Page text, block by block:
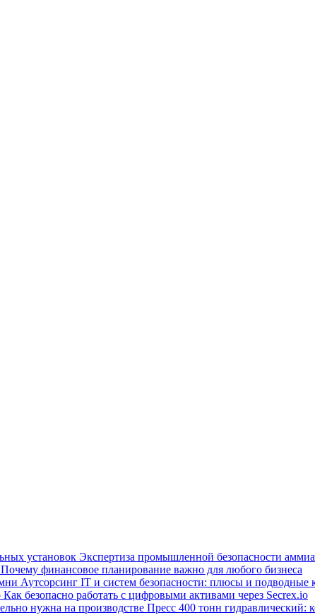
Экспертиза промышленной безопасности
Почему финансовое планирование важно для любого бизнеса
Аутсорсинг IT и систем безопасности: плюсы и подводные
Как безопасно работать с цифровыми активами через Secrex.io
Пресс 400 тонн гидравлический: